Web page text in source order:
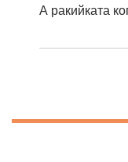
А ракийката